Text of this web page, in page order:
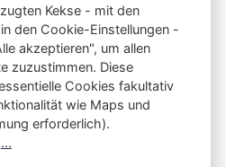
Blog Network (iOSBN)
Kekse - mit den
den Cookie-Einstellungen -
akzeptieren", um allen
zuzustimmen. Diese
Cookies fakultativ
wie Maps und
erforderlich).